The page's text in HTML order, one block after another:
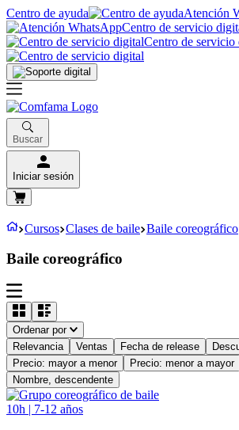
Centro de ayuda
Atención
Centro de servicio
Centro de servicio
Buscar
Iniciar sesión
Cursos Clases de baile Baile coreográfico
Baile coreográfico
Ordenar por
Relevancia
Ventas Fecha de release
Precio: mayor a menor
Precio: menor a mayor
Nombre, descendente